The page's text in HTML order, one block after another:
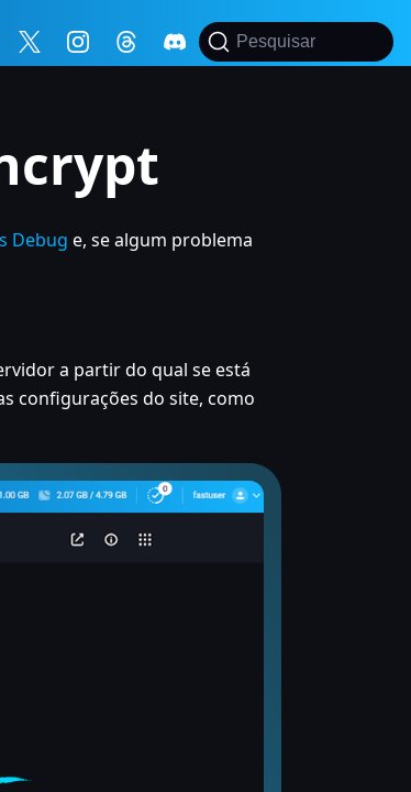
Pesquisar
Debug e, se algum problema
a partir do qual se está
configurações do site, como